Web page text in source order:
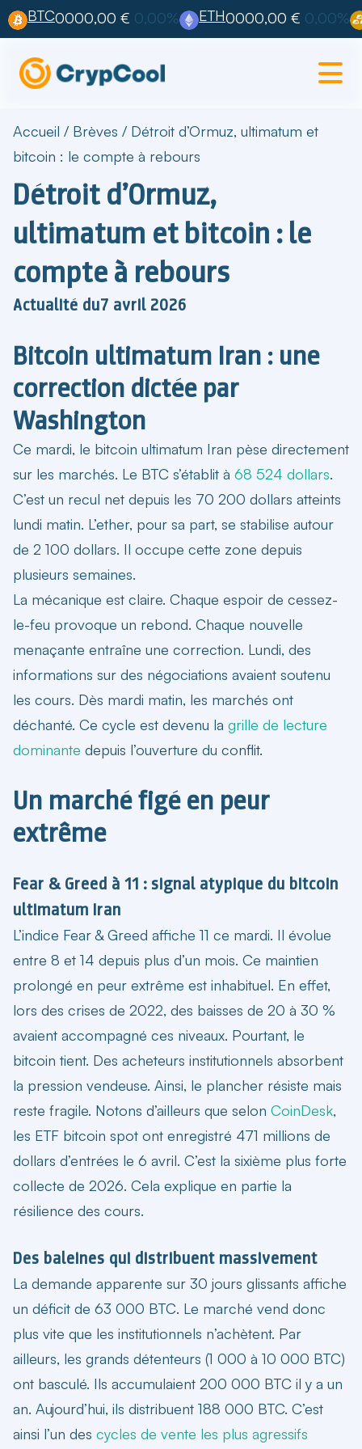
BTC0000,00 € 0,00% ETH0000,00 € 0,00%
Accueil / Brèves / Détroit d’Ormuz, ultimatum et
bitcoin : le compte à rebours
Détroit d’Ormuz,
ultimatum et bitcoin : le
compte à rebours
Actualité du7 avril 2026
Bitcoin ultimatum Iran : une
correction dictée par
Washington
Ce mardi, le bitcoin ultimatum Iran pèse directement
sur les marchés. Le BTC s’établit à 68 524 dollars.
C’est un recul net depuis les 70 200 dollars atteints
lundi matin. L’ether, pour sa part, se stabilise autour
de 2 100 dollars. Il occupe cette zone depuis
plusieurs semaines.
La mécanique est claire. Chaque espoir de cessez-
le-feu provoque un rebond. Chaque nouvelle
menaçante entraîne une correction. Lundi, des
informations sur des négociations avaient soutenu
les cours. Dès mardi matin, les marchés ont
déchanté. Ce cycle est devenu la grille de lecture
dominante depuis l’ouverture du conflit.
Un marché figé en peur
extrême
Fear & Greed à 11 : signal atypique du bitcoin
ultimatum Iran
L’indice Fear & Greed affiche 11 ce mardi. Il évolue
entre 8 et 14 depuis plus d’un mois. Ce maintien
prolongé en peur extrême est inhabituel. En effet,
lors des crises de 2022, des baisses de 20 à 30 %
avaient accompagné ces niveaux. Pourtant, le
bitcoin tient. Des acheteurs institutionnels absorbent
la pression vendeuse. Ainsi, le plancher résiste mais
reste fragile. Notons d’ailleurs que selon CoinDesk,
les ETF bitcoin spot ont enregistré 471 millions de
dollars d’entrées le 6 avril. C’est la sixième plus forte
collecte de 2026. Cela explique en partie la
résilience des cours.
Des baleines qui distribuent massivement
La demande apparente sur 30 jours glissants affiche
un déficit de 63 000 BTC. Le marché vend donc
plus vite que les institutionnels n’achètent. Par
ailleurs, les grands détenteurs (1 000 à 10 000 BTC)
ont basculé. Ils accumulaient 200 000 BTC il y a un
an. Aujourd’hui, ils distribuent 188 000 BTC. C’est
ainsi l’un des cycles de vente les plus agressifs